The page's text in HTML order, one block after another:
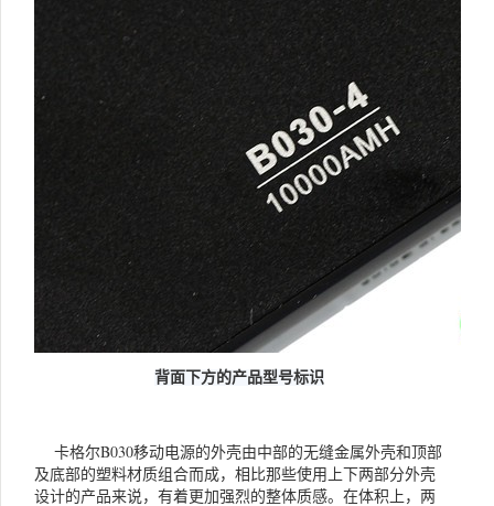
背面下方的产品型号标识
卡格尔B030移动电源的外壳由中部的无缝金属外壳和顶部
及底部的塑料材质组合而成，相比那些使用上下两部分外壳
设计的产品来说，有着更加强烈的整体质感。在体积上，两